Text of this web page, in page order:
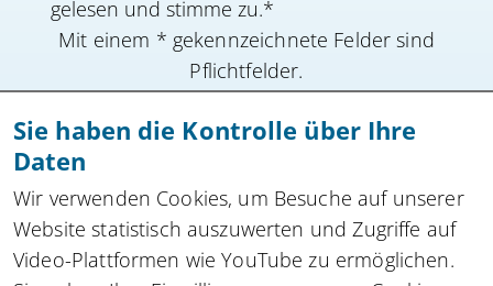
gelesen und stimme zu.*
Mit einem * gekennzeichnete Felder sind
Pflichtfelder.
Anmeldung absenden
Zu allen Newslettern
Sie haben die Kontrolle über Ihre
Daten
Wir verwenden Cookies, um Besuche auf unserer
Website statistisch auszuwerten und Zugriffe auf
Video-Plattformen wie YouTube zu ermöglichen.